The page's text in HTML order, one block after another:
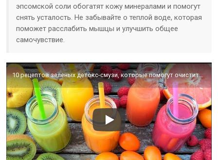
эпсомской соли обогатят кожу минералами и помогут
снять усталость. Не забывайте о теплой воде, которая
поможет расслабить мышцы и улучшить общее
самочувствие.
10 рецептов зеленых детокс-смузи, которые помогут очистить организм